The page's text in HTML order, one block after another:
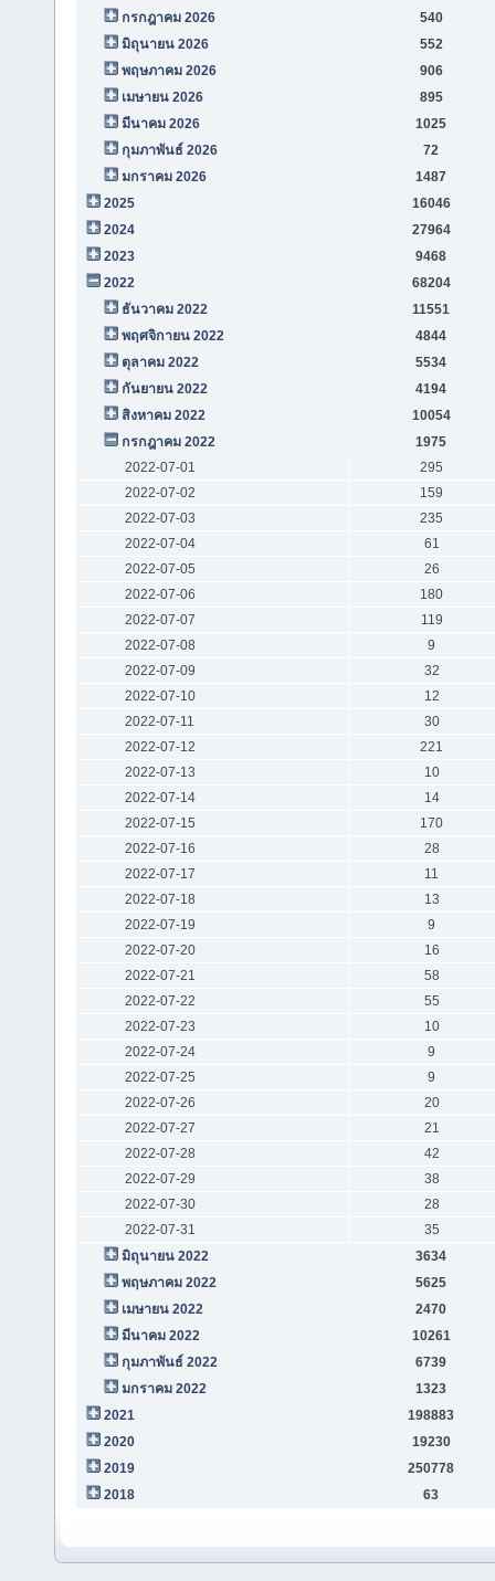
กรกฎาคม 2026
540
มิถุนายน 2026
552
พฤษภาคม 2026
906
เมษายน 2026
895
มีนาคม 2026
1025
กุมภาพันธ์ 2026
72
มกราคม 2026
1487
2025
16046
2024
27964
2023
9468
2022
68204
ธันวาคม 2022
11551
พฤศจิกายน 2022
4844
ตุลาคม 2022
5534
กันยายน 2022
4194
สิงหาคม 2022
10054
กรกฎาคม 2022
1975
2022-07-01
295
2022-07-02
159
2022-07-03
235
2022-07-04
61
2022-07-05
26
2022-07-06
180
2022-07-07
119
2022-07-08
9
2022-07-09
32
2022-07-10
12
2022-07-11
30
2022-07-12
221
2022-07-13
10
2022-07-14
14
2022-07-15
170
2022-07-16
28
2022-07-17
11
2022-07-18
13
2022-07-19
9
2022-07-20
16
2022-07-21
58
2022-07-22
55
2022-07-23
10
2022-07-24
9
2022-07-25
9
2022-07-26
20
2022-07-27
21
2022-07-28
42
2022-07-29
38
2022-07-30
28
2022-07-31
35
มิถุนายน 2022
3634
พฤษภาคม 2022
5625
เมษายน 2022
2470
มีนาคม 2022
10261
กุมภาพันธ์ 2022
6739
มกราคม 2022
1323
2021
198883
2020
19230
2019
250778
2018
63